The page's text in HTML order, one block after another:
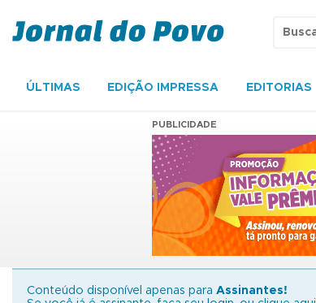
ÚLTIMAS EDIÇÃO IMPRESSA EDITORIAS
PUBLICIDADE
Conteúdo disponível apenas para Assinantes!